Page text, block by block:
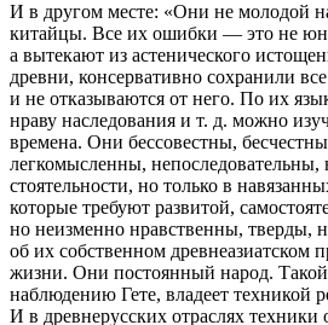
И в другом месте: «Они не молодой
китайцы. Все их ошибки — это не
а вытекают из астенического
древни, консер­вативно сохранили
и не отказываются от него. По их
нраву наследования и т. д. можно
времена. Они бессовестны,
легкомысленны,
стоятельности, но только в
которые требуют развитой,
но неизменно нравственны, тверды,
об их собственном древнеазиатском
жизни. Они постоянный народ.
наблюдению Гете, владеет техникой
И в древнерусских отраслях